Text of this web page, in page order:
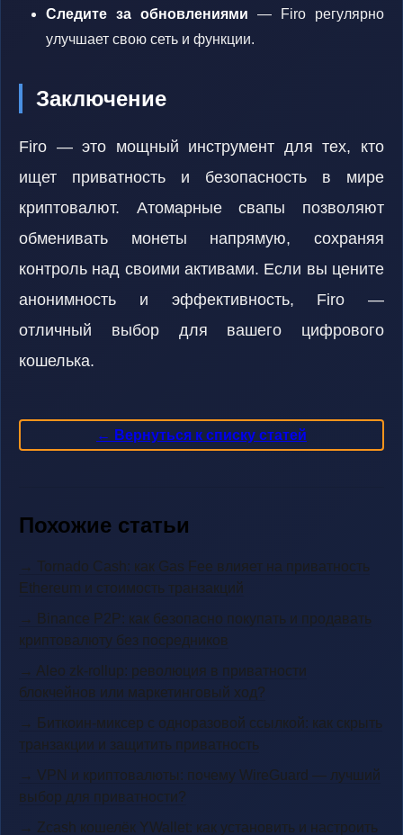
Следите за обновлениями — Firo регулярно
улучшает свою сеть и функции.
Заключение
Firo — это мощный инструмент для тех, кто
ищет приватность и безопасность в мире
криптовалют. Атомарные свапы позволяют
обменивать монеты напрямую, сохраняя
контроль над своими активами. Если вы цените
анонимность и эффективность, Firo —
отличный выбор для вашего цифрового
кошелька.
← Вернуться к списку статей
Похожие статьи
→ Tornado Cash: как Gas Fee влияет на приватность
Ethereum и стоимость транзакций
→ Binance P2P: как безопасно покупать и продавать
криптовалюту без посредников
→ Aleo zk-rollup: революция в приватности
блокчейнов или маркетинговый ход?
→ Биткоин-миксер с одноразовой ссылкой: как скрыть
транзакции и защитить приватность
→ VPN и криптовалюты: почему WireGuard — лучший
выбор для приватности?
→ Zcash кошелёк YWallet: как установить и настроить